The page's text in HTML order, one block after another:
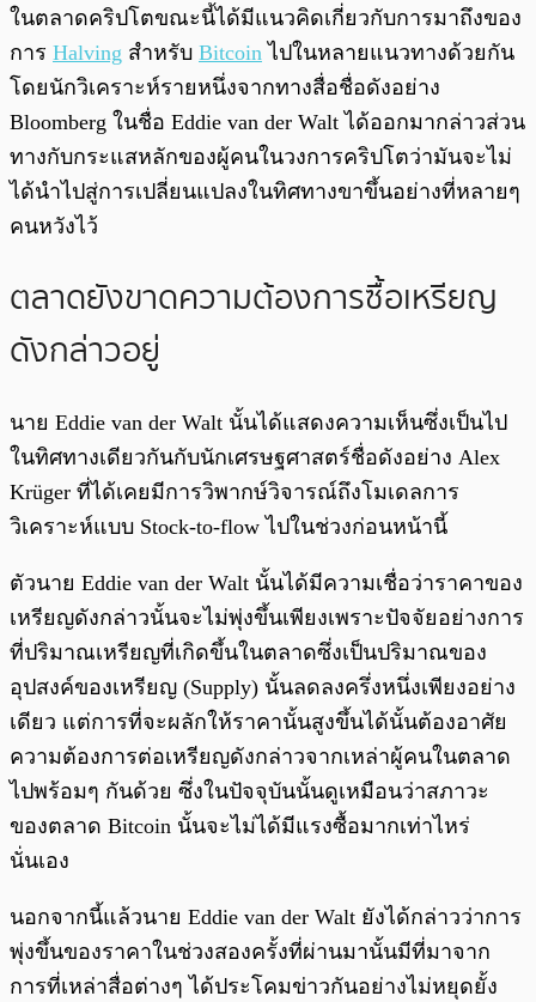
พร้อมเล่น 0:00
ในตลาดคริปโตขณะนี้ได้มีแนวคิดเกี่ยวกับการมาถึงของ
การ Halving สำหรับ Bitcoin ไปในหลายแนวทางด้วยกัน
โดยนักวิเคราะห์รายหนึ่งจากทางสื่อชื่อดังอย่าง
Bloomberg ในชื่อ Eddie van der Walt ได้ออกมากล่าวส่วน
ทางกับกระแสหลักของผู้คนในวงการคริปโตว่ามันจะไม่
ได้นำไปสู่การเปลี่ยนแปลงในทิศทางขาขึ้นอย่างที่หลายๆ
คนหวังไว้
ตลาดยังขาดความต้องการซื้อเหรียญ
ดังกล่าวอยู่
นาย Eddie van der Walt นั้นได้แสดงความเห็นซึ่งเป็นไป
ในทิศทางเดียวกันกับนักเศรษฐศาสตร์ชื่อดังอย่าง Alex
Krüger ที่ได้เคยมีการวิพากษ์วิจารณ์ถึงโมเดลการ
วิเคราะห์แบบ Stock-to-flow ไปในช่วงก่อนหน้านี้
ตัวนาย Eddie van der Walt นั้นได้มีความเชื่อว่าราคาของ
เหรียญดังกล่าวนั้นจะไม่พุ่งขึ้นเพียงเพราะปัจจัยอย่างการ
ที่ปริมาณเหรียญที่เกิดขึ้นในตลาดซึ่งเป็นปริมาณของ
อุปสงค์ของเหรียญ (Supply) นั้นลดลงครึ่งหนึ่งเพียงอย่าง
เดียว แต่การที่จะผลักให้ราคานั้นสูงขึ้นได้นั้นต้องอาศัย
ความต้องการต่อเหรียญดังกล่าวจากเหล่าผู้คนในตลาด
ไปพร้อมๆ กันด้วย ซึ่งในปัจจุบันนั้นดูเหมือนว่าสภาวะ
ของตลาด Bitcoin นั้นจะไม่ได้มีแรงซื้อมากเท่าไหร่
นั่นเอง
นอกจากนี้แล้วนาย Eddie van der Walt ยังได้กล่าวว่าการ
พุ่งขึ้นของราคาในช่วงสองครั้งที่ผ่านมานั้นมีที่มาจาก
การที่เหล่าสื่อต่างๆ ได้ประโคมข่าวกันอย่างไม่หยุดยั้ง